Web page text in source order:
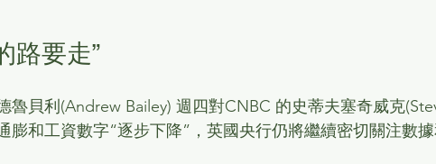
路要走”
魯貝利(Andrew Bailey) 週四對CNBC 的史蒂夫塞奇威克
膨和工資數字“逐步下降”，英國央行仍將繼續密切關注數